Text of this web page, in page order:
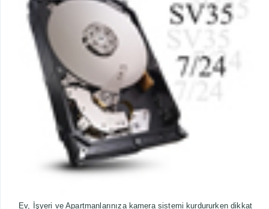
Ev, İşyeri ve Apartmanlarınıza kamera sistemi kurdururken dikkat